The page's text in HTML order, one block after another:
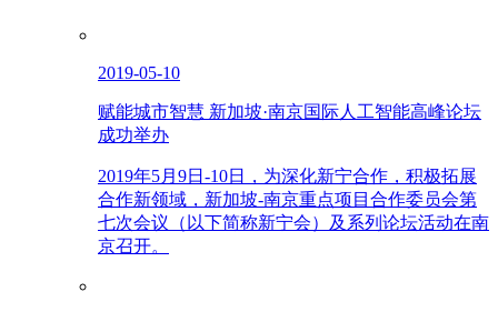
2019-05-10
赋能城市智慧 新加坡·南京国际人工智能高峰论坛
成功举办
2019年5月9日-10日，为深化新宁合作，积极拓展
合作新领域，新加坡-南京重点项目合作委员会第
七次会议（以下简称新宁会）及系列论坛活动在南
京召开。